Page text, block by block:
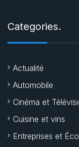
Categories.
Actualité
Automobile
Cinéma et
Cuisine et vins
Entreprises et